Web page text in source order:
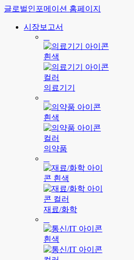
글로벌인포메이션 홈페이지
시장보고서
의료기기
의약품
재료/화학